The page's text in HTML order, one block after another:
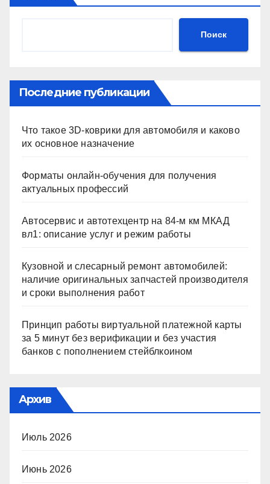
Поиск
Последние публикации
Что такое 3D-коврики для автомобиля и каково
их основное назначение
Форматы онлайн-обучения для получения
актуальных профессий
Автосервис и автотехцентр на 84-м км МКАД
вл1: описание услуг и режим работы
Кузовной и слесарный ремонт автомобилей:
наличие оригинальных запчастей производителя
и сроки выполнения работ
Принцип работы виртуальной платежной карты
за 5 минут без верификации и без участия
банков с пополнением стейблкоином
Архив
Июль 2026
Июнь 2026